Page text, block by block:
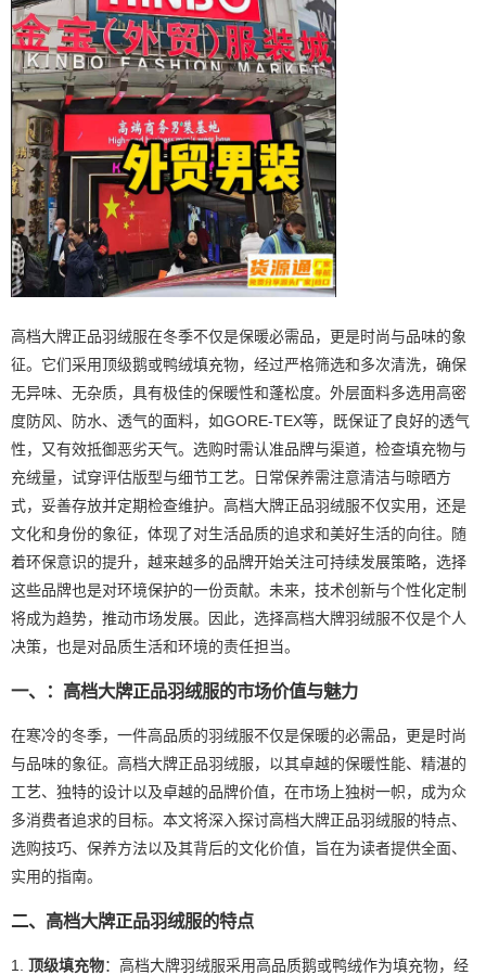
高档大牌正品羽绒服在冬季不仅是保暖必需品，更是时尚与品味的象
征。它们采用顶级鹅或鸭绒填充物，经过严格筛选和多次清洗，确保
无异味、无杂质，具有极佳的保暖性和蓬松度。外层面料多选用高密
度防风、防水、透气的面料，如GORE-TEX等，既保证了良好的透气
性，又有效抵御恶劣天气。选购时需认准品牌与渠道，检查填充物与
充绒量，试穿评估版型与细节工艺。日常保养需注意清洁与晾晒方
式，妥善存放并定期检查维护。高档大牌正品羽绒服不仅实用，还是
文化和身份的象征，体现了对生活品质的追求和美好生活的向往。随
着环保意识的提升，越来越多的品牌开始关注可持续发展策略，选择
这些品牌也是对环境保护的一份贡献。未来，技术创新与个性化定制
将成为趋势，推动市场发展。因此，选择高档大牌羽绒服不仅是个人
决策，也是对品质生活和环境的责任担当。
一、：高档大牌正品羽绒服的市场价值与魅力
在寒冷的冬季，一件高品质的羽绒服不仅是保暖的必需品，更是时尚
与品味的象征。高档大牌正品羽绒服，以其卓越的保暖性能、精湛的
工艺、独特的设计以及卓越的品牌价值，在市场上独树一帜，成为众
多消费者追求的目标。本文将深入探讨高档大牌正品羽绒服的特点、
选购技巧、保养方法以及其背后的文化价值，旨在为读者提供全面、
实用的指南。
二、高档大牌正品羽绒服的特点
1. 顶级填充物：高档大牌羽绒服采用高品质鹅或鸭绒作为填充物，经